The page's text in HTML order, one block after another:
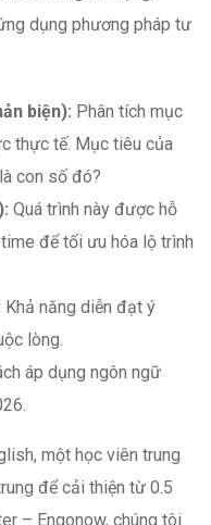
dụng phương pháp tư
biện): Phân tích mục
thực tế. Mục tiêu của
con số đó?
Quá trình này được hỗ
để tối ưu hóa lộ trình
Khả năng diễn đạt ý
lòng.
áp dụng ngôn ngữ
một học viên trung
để cải thiện từ 0.5
– Engonow, chúng tôi